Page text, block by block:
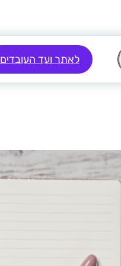
לאתר ועד העובדים